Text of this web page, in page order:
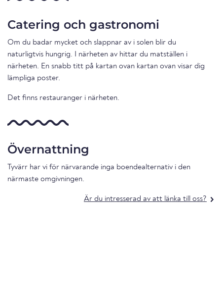
Catering och gastronomi
Om du badar mycket och slappnar av i solen blir du
naturligtvis hungrig. I närheten av hittar du matställen i
närheten. En snabb titt på kartan ovan kartan ovan visar dig
lämpliga poster.
Det finns restauranger i närheten.
Övernattning
Tyvärr har vi för närvarande inga boendealternativ i den
närmaste omgivningen.
Är du intresserad av att länka till oss?